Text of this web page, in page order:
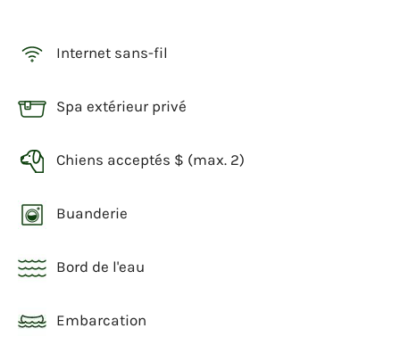
Internet sans-fil
Spa extérieur privé
Chiens acceptés $ (max. 2)
Buanderie
Bord de l'eau
Embarcation